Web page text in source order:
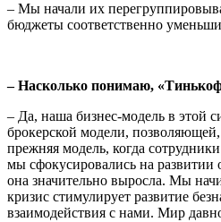
– Мы начали их
бюджеты соответственно
– Насколько понимаю,
– Да, наша бизнес-модель в этой
брокерской модели,
прежняя модель, когда
мы сфокусировались на развитии
она значительно выросла. Мы
кризис стимулирует развитие
взаимодействия с нами. Мир